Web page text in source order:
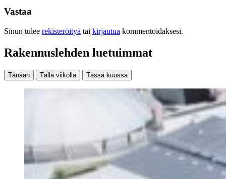
Vastaa
Sinun tulee rekisteröityä tai kirjautua kommentoidaksesi.
Rakennuslehden luetuimmat
Tänään Tällä viikolla Tässä kuussa